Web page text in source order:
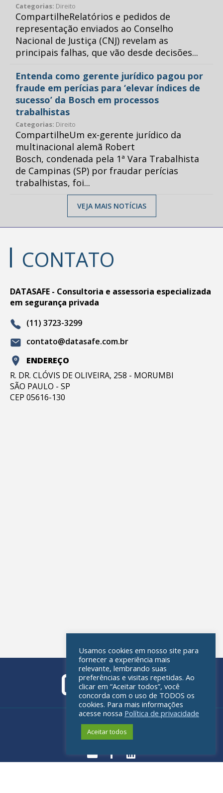
Categorias: Direito
CompartilheRelatórios e pedidos de
representação enviados ao Conselho
Nacional de Justiça (CNJ) revelam as
principais falhas, que vão desde decisões...
Entenda como gerente jurídico pagou por
fraude em perícias para ‘elevar índices de
sucesso’ da Bosch em processos
trabalhistas
Categorias: Direito
CompartilheUm ex-gerente jurídico da
multinacional alemã Robert
Bosch, condenada pela 1ª Vara Trabalhista
de Campinas (SP) por fraudar perícias
trabalhistas, foi...
VEJA MAIS NOTÍCIAS
CONTATO
DATASAFE - Consultoria e assessoria especializada
em segurança privada
(11) 3723-3299
contato@datasafe.com.br
ENDEREÇO
R. DR. CLÓVIS DE OLIVEIRA, 258 - MORUMBI
SÃO PAULO - SP
CEP 05616-130
Política de privacidade
Usamos cookies em nosso site para
fornecer a experiência mais
relevante, lembrando suas
preferências e visitas repetidas. Ao
clicar em “Aceitar todos”, você
concorda com o uso de TODOS os
cookies. Para mais informações
acesse nossa Política de privacidade
Aceitar todos